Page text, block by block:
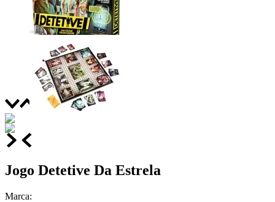
Jogo Detetive Da Estrela
Marca: